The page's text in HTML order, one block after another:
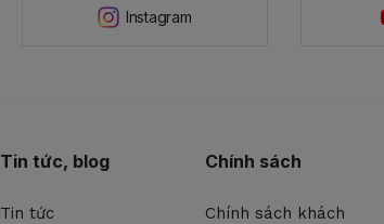
Instagram
Tin tức, blog
Tin tức
Chính sách
Chính sách khách